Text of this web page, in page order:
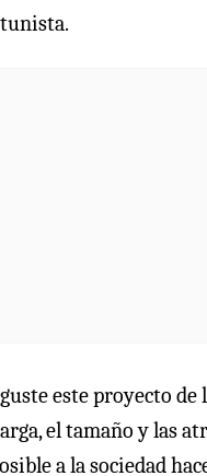
este proyecto
el tamaño y las
a la sociedad